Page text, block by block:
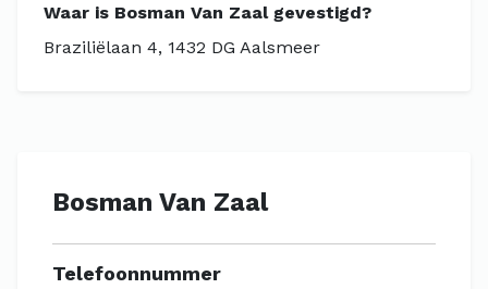
Waar is Bosman Van Zaal gevestigd?
Braziliëlaan 4, 1432 DG Aalsmeer
Bosman Van Zaal
Telefoonnummer